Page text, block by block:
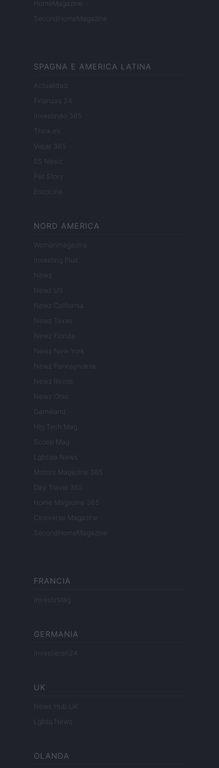
HomeMagazine
SecondHomeMagazine
SPAGNA E AMERICA LATINA
Actualidad
Finanzas 24
Investindo 365
Think.es
Viajar 365
ES Newz
Pet Story
Encocina
NORD AMERICA
Womanmagazine
Investing Plus
Newz
Newz US
Newz California
Newz Texas
Newz Florida
Newz New York
Newz Pennsylvania
Newz Illinois
Newz Ohio
Gameland
Hig Tech Mag
Scoop Mag
Lgbtqia News
Motors Magazine 365
Day Travel 365
Home Magazine 365
Cineverse Magazine
SecondHomeMagazine
FRANCIA
InvestirMag
GERMANIA
Investieren24
UK
News Hub UK
Lgbtq News
OLANDA